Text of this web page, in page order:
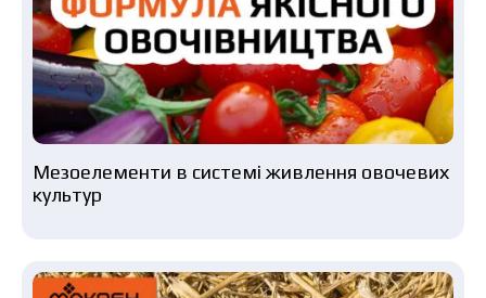
Мезоелементи в системі живлення овочевих
культур